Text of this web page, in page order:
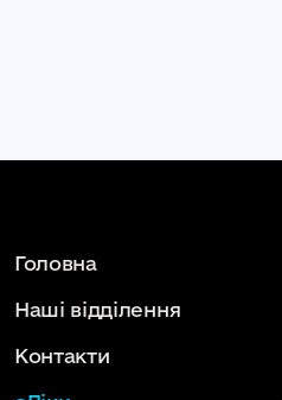
Головна
Наші відділення
Контакти